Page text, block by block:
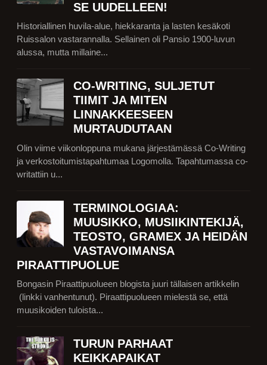
SE UUDELLEEN!
Historiallinen huvila-alue, hiekkaranta ja lasten kesäkoti
Ruissalon vastarannalla. Sellainen oli Pansio 1900-luvun
alussa, mutta millaine...
CO-WRITING, SULJETUT
TIIMIT JA MITEN
LINNAKKEESEEN
MURTAUDUTAAN
Olin viime viikonloppuna mukana järjestämässä Co-Writing
ja verkostoitumistapahtumaa Logomolla. Tapahtumassa co-
writattiin u...
TERMINOLOGIAA:
MUUSIKKO, MUSIIKINTEKIJÄ,
TEOSTO, GRAMEX JA HEIDÄN
VASTAVOIMANSA
PIRAATTIPUOLUE
Bongasin Piraattipuolueen blogista juuri tällaisen artikkelin
(linkki vanhentunut). Piraattipuolueen mielestä se, että
muusikoiden tuloista...
TURUN PARHAAT
KEIKKAPAIKAT